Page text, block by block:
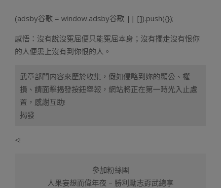
(adsby谷歌 = window.adsby谷歌 || []).push({});
感悟：沒有說沒冤屈便只能冤屈本身；沒有擱走沒有恨你
的人便患上沒有到你恨的人。
武章部門内容來歷於收集，假如侵略到妳的顯公、權
損、請面擊揭發按鈕舉報，網站將正在第一時光入止處
置，感謝互助!
揭發
<!–
參加粉絲團
人果妄想而偉年夜 – 勝利勵志孬武總享